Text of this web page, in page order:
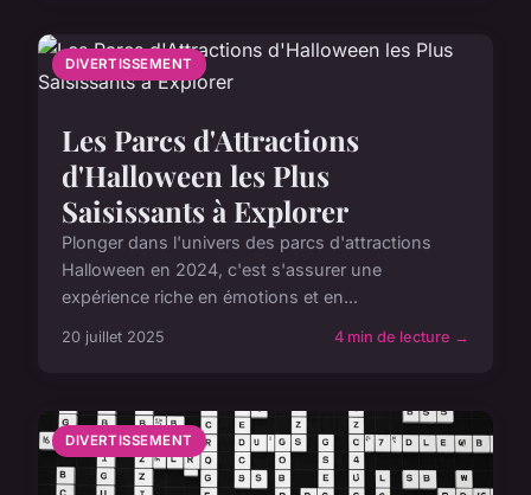
DIVERTISSEMENT
Les Parcs d'Attractions
d'Halloween les Plus
Saisissants à Explorer
Plonger dans l'univers des parcs d'attractions
Halloween en 2024, c'est s'assurer une
expérience riche en émotions et en...
20 juillet 2025 4 min de lecture →
DIVERTISSEMENT